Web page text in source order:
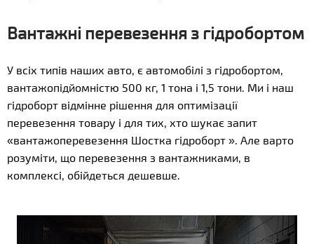
Вантажні перевезення з гідробортом
У всіх типів наших авто, є автомобілі з гідробортом,
вантажопідйомністю 500 кг, 1 тона і 1,5 тони. Ми і наш
гідроборт відмінне рішення для оптимізації
перевезення товару і для тих, хто шукає запит
«вантажоперевезення Шостка гідроборт ». Але варто
розуміти, що перевезення з вантажниками, в
комплексі, обійдеться дешевше.